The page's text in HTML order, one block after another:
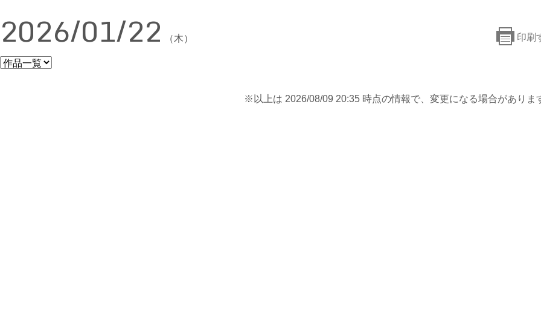
印刷
2026/01/22 （木）
※以上は 2026/08/09 20:35 時点の情報で、変更になる場合がありま